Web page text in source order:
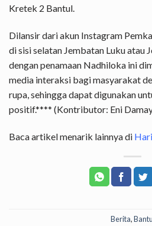
Kretek 2 Bantul.
Dilansir dari akun Instagram
di sisi selatan Jembatan Luku atau
dengan penamaan Nadhiloka ini
media interaksi bagi masyarakat
rupa, sehingga dapat digunakan
positif.**** (Kontributor: Eni
Baca artikel menarik lainnya di
Berita,